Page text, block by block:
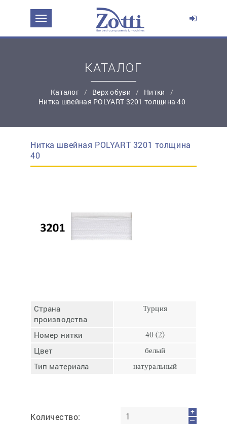
простую регистрацию
КАТАЛОГ
Каталог Верх обуви
Нитки
Нитка швейная POLYART 3201 толщина 40
Нитка швейная POLYART 3201 толщина
40
Страна
производства
Турция
Номер нитки 40 (2)
Цвет белый
Тип материала натуральный
Количество:
+
—
ЗАДАТЬ ВОПРОС О ПРОДУКТЕ
Эл. почта:*
Контактный телефон:*
Ваш вопрос: